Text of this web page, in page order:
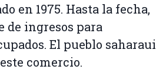
en 1975. Hasta la fecha,
de ingresos para
El pueblo saharaui
comercio.